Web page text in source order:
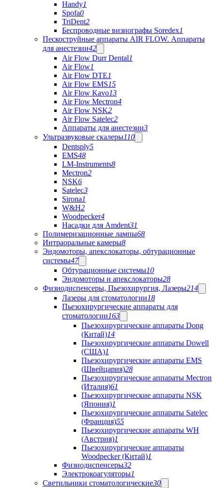
Handy1
Spofa0
TriDent2
Беспроводные визиографы Soredex1
Пескоструйные аппараты AIR FLOW. Аппараты
для анестезии42
Air Flow Durr Dental1
Air Flow1
Air Flow DTE1
Air Flow EMS15
Air Flow Kavo13
Air Flow Mectron4
Air Flow NSK2
Air Flow Satelec2
Аппараты для анестезии3
Ультразвуковые скалеры110
Dentsply5
EMS48
LM-Instruments8
Mectron2
NSK6
Satelec3
Sirona1
W&H2
Woodpecker4
Насадки для Amdent31
Полимеризационные лампы68
Интраоральные камеры8
Эндомоторы, апекслокаторы, обтурационные
системы47
Обтурационные системы10
Эндомоторы и апекслокаторы28
Физиодиспенсеры, Пьезохирургия, Лазеры214
Лазеры для стоматологии18
Пьезохирургические аппараты для
стоматологии163
Пьезохирургические аппараты Dong
(Китай)14
Пьезохирургические аппараты Dowell
(США)1
Пьезохирургические аппараты EMS
(Швейцария)28
Пьезохирургические аппараты Mectron
(Италия)61
Пьезохирургические аппараты NSK
(Япония)1
Пьезохирургические аппараты Satelec
(Франция)55
Пьезохирургические аппараты WH
(Австрия)1
Пьезохирургические аппараты
Woodpecker (Китай)1
Физиодиспенсеры32
Электрокоагуляторы1
Светильники стоматологические30